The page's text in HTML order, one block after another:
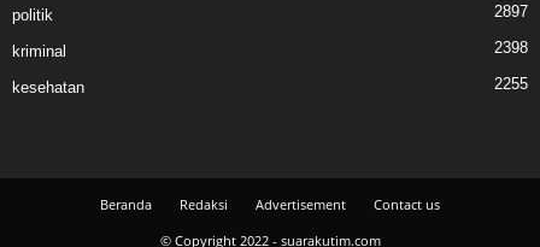
politik 2897
kriminal 2398
kesehatan 2255
Beranda Redaksi Advertisement
Contact us
© Copyright 2022 - suarakutim.com